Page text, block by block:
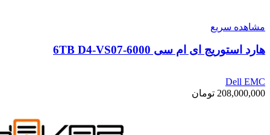
مشاهده سریع
هارد استوریج ای ام سی 6TB D4-VS07-6000
Dell EMC
208,000,000 تومان